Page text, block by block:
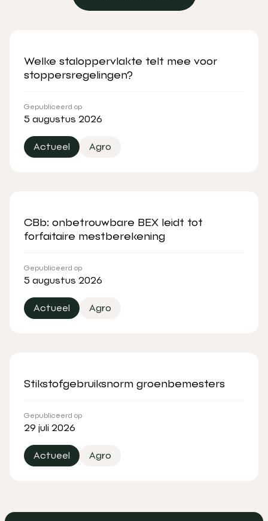
Welke staloppervlakte telt mee voor
stoppersregelingen?
Gepubliceerd op
5 augustus 2026
Actueel Agro
CBb: onbetrouwbare BEX leidt tot
forfaitaire mestberekening
Gepubliceerd op
5 augustus 2026
Actueel Agro
Stikstofgebruiksnorm groenbemesters
Gepubliceerd op
29 juli 2026
Actueel Agro